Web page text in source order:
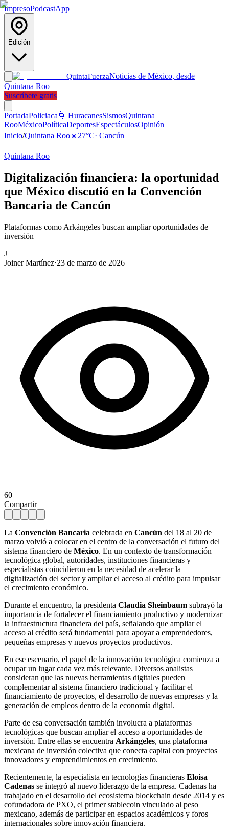
ImpresoPodcastApp
Edición
QuintaFuerzaNoticias de México, desde
Quintana Roo
Suscríbete gratis
PortadaPoliciaca 🌀 HuracanesSismosQuintana
RooMéxicoPolíticaDeportesEspectáculosOpinión
Inicio/Quintana Roo☀️27°C· Cancún
Quintana Roo
Digitalización financiera: la oportunidad
que México discutió en la Convención
Bancaria de Cancún
Plataformas como Arkángeles buscan ampliar oportunidades de
inversión
J
Joiner Martínez·23 de marzo de 2026
60
Compartir
La Convención Bancaria celebrada en Cancún del 18 al 20 de
marzo volvió a colocar en el centro de la conversación el futuro del
sistema financiero de México. En un contexto de transformación
tecnológica global, autoridades, instituciones financieras y
especialistas coincidieron en la necesidad de acelerar la
digitalización del sector y ampliar el acceso al crédito para impulsar
el crecimiento económico.
Durante el encuentro, la presidenta Claudia Sheinbaum subrayó la
importancia de fortalecer el financiamiento productivo y modernizar
la infraestructura financiera del país, señalando que ampliar el
acceso al crédito será fundamental para apoyar a emprendedores,
pequeñas empresas y nuevos proyectos productivos.
En ese escenario, el papel de la innovación tecnológica comienza a
ocupar un lugar cada vez más relevante. Diversos analistas
consideran que las nuevas herramientas digitales pueden
complementar al sistema financiero tradicional y facilitar el
financiamiento de proyectos, el desarrollo de nuevas empresas y la
generación de empleos dentro de la economía digital.
Parte de esa conversación también involucra a plataformas
tecnológicas que buscan ampliar el acceso a oportunidades de
inversión. Entre ellas se encuentra Arkángeles, una plataforma
mexicana de inversión colectiva que conecta capital con proyectos
innovadores y emprendimientos en crecimiento.
Recientemente, la especialista en tecnologías financieras Eloisa
Cadenas se integró al nuevo liderazgo de la empresa. Cadenas ha
trabajado en el desarrollo del ecosistema blockchain desde 2014 y es
cofundadora de PXO, el primer stablecoin vinculado al peso
mexicano, además de participar en espacios académicos y foros
internacionales sobre innovación financiera.